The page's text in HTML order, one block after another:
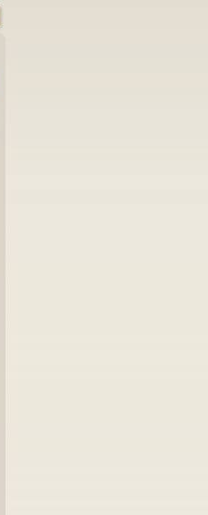
Erweiterte Suche